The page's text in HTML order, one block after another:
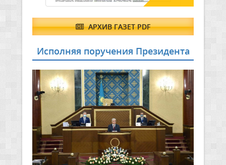
АРХИВ ГАЗЕТ PDF
Исполняя поручения Президента